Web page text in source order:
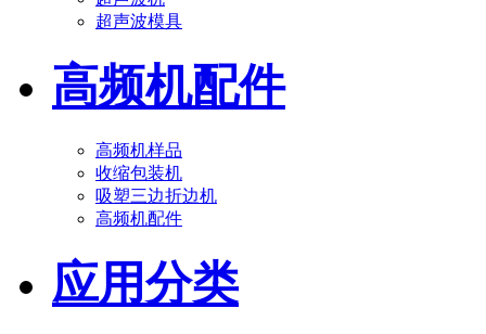
超声波模具
高频机配件
高频机样品
收缩包装机
吸塑三边折边机
高频机配件
应用分类